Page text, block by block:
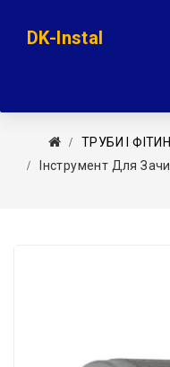
DK-Instal
ТРУБИ І
Інструмент Для